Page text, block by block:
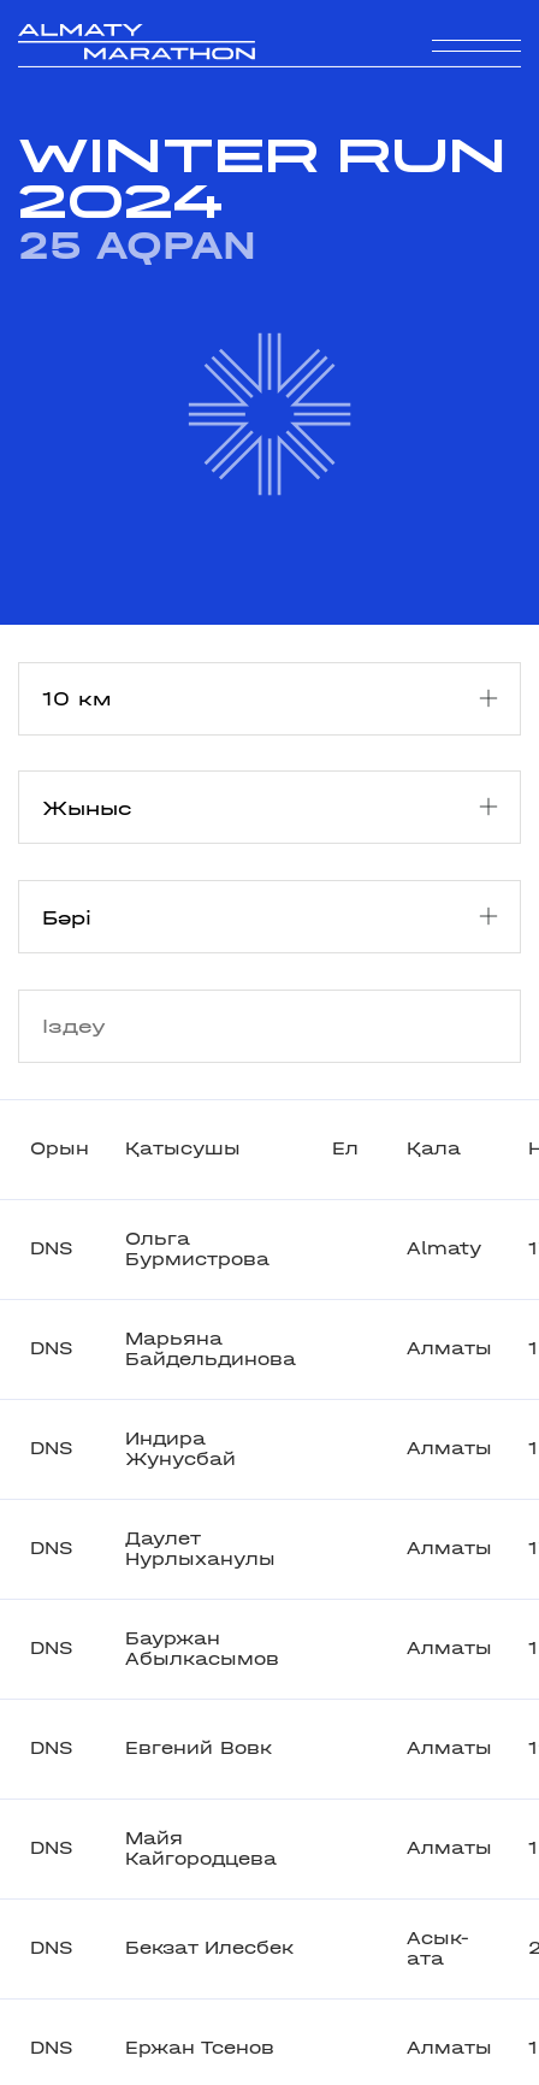
WINTER RUN
2024
25 AQPAN
Орын Қатысушы Ел Қала
DNS
Ольга
Бурмистрова
Almaty
DNS
Марьяна
Байдельдинова
Алматы
DNS
Индира
Жунусбай
Алматы
DNS
Даулет
Нурлыханулы
Алматы
DNS
Бауржан
Абылкасымов
Алматы
DNS Евгений Вовк Алматы
DNS
Майя
Кайгородцева
Алматы
DNS Бекзат Илесбек
Асык-
ата
DNS Ержан Тсенов Алматы